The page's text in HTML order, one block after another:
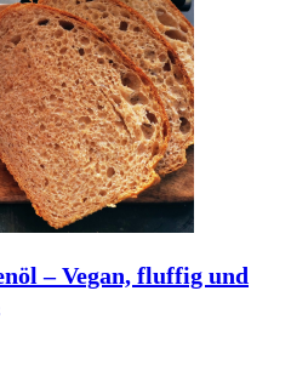
– Vegan, fluffig und